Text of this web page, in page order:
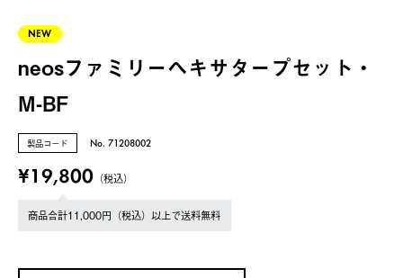
NEW
neosファミリーヘキサタープセット・
M-BF
製品コード No. 71208002
¥19,800 （税込）
商品合計11,000円（税込）以上で送料無料